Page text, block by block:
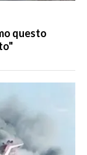
questo